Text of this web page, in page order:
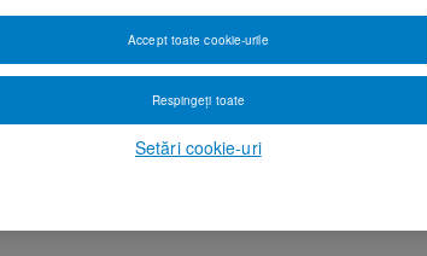
Setări cookie-uri
Respingeți toate
Accept toate cookie-urile